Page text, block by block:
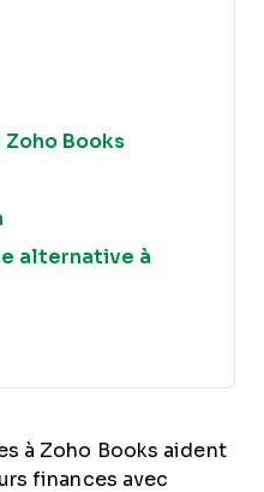
Books
alternative à
à Zoho Books aident
finances avec